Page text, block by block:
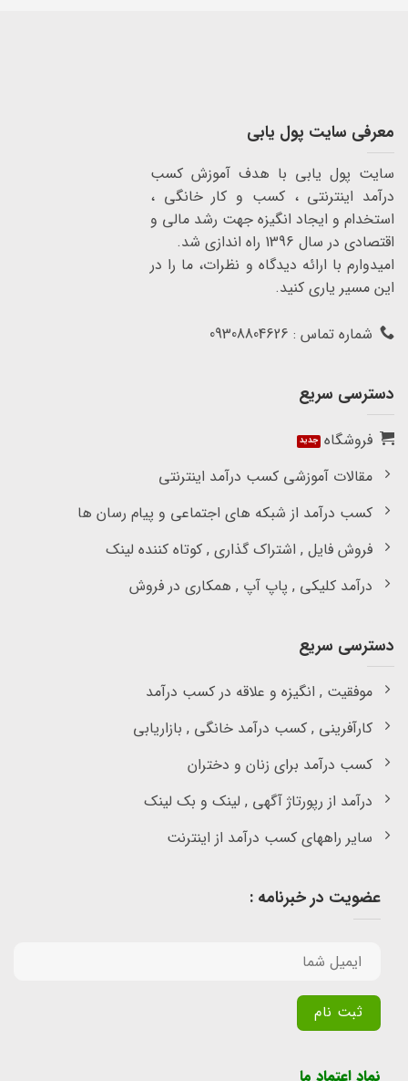
معرفی سایت پول یابی
سایت پول یابی با هدف آموزش کسب
درآمد اینترنتی ، کسب و کار خانگی ،
استخدام و ایجاد انگیزه جهت رشد مالی و
اقتصادی در سال 1396 راه اندازی شد.
امیدوارم با ارائه دیدگاه و نظرات، ما را در
این مسیر یاری کنید.
شماره تماس : 09308804626
دسترسی سریع
فروشگاه
مقالات آموزشی کسب درآمد اینترنتی
کسب درآمد از شبکه های اجتماعی و پیام رسان ها
فروش فایل , اشتراک گذاری , کوتاه کننده لینک
درآمد کلیکی , پاپ آپ , همکاری در فروش
دسترسی سریع
موفقیت , انگیزه و علاقه در کسب درآمد
کارآفرینی , کسب درآمد خانگی , بازاریابی
کسب درآمد برای زنان و دختران
درآمد از رپورتاژ آگهی , لینک و بک لینک
سایر راههای کسب درآمد از اینترنت
عضویت در خبرنامه :
نماد اعتماد ما